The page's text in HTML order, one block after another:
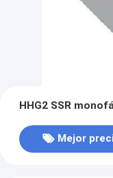
HHG2 SSR
Mejor